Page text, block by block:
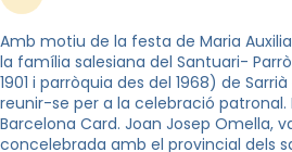
Amb motiu de la festa de Maria
la família salesiana del Santuari-
1901 i parròquia des del 1968) de
reunir-se per a la celebració patronal.
Barcelona Card. Joan Josep Omella,
concelebrada amb el provincial dels